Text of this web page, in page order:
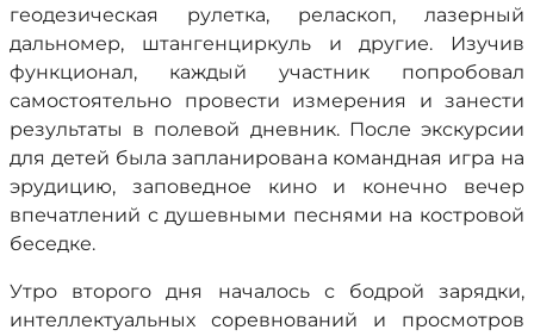
геодезическая рулетка, реласкоп, лазерный
дальномер, штангенциркуль и другие. Изучив
функционал, каждый участник попробовал
самостоятельно провести измерения и занести
результаты в полевой дневник. После экскурсии
для детей была запланирована командная игра на
эрудицию, заповедное кино и конечно вечер
впечатлений с душевными песнями на костровой
беседке.
Утро второго дня началось с бодрой зарядки,
интеллектуальных соревнований и просмотров